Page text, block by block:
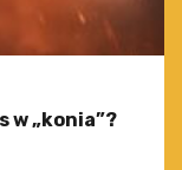
w „konia”?